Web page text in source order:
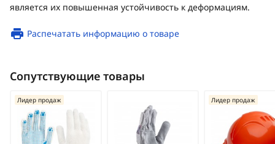
является их повышенная устойчивость к деформациям.
Распечатать информацию о товаре
Сопутствующие товары
Лидер продаж Лидер продаж